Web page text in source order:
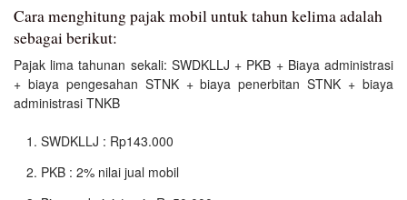
Cara menghitung pajak mobil untuk tahun kelima adalah
sebagai berikut:
Pajak lima tahunan sekali: SWDKLLJ + PKB + Biaya administrasi
+ biaya pengesahan STNK + biaya penerbitan STNK + biaya
administrasi TNKB
SWDKLLJ : Rp143.000
PKB : 2% nilai jual mobil